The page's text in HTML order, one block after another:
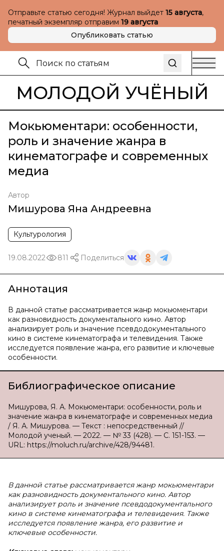
Отправьте статью сегодня! Журнал выйдет 15 августа,
печатный экземпляр отправим 19 августа
Опубликовать статью
МОЛОДОЙ УЧЁНЫЙ
Мокьюментари: особенности,
роль и значение жанра в
кинематографе и современных
медиа
Автор
Мишурова Яна Андреевна
Культурология
19.08.2022 811 Поделиться
Аннотация
В данной статье рассматривается жанр мокьюментари
как разновидность документального кино. Автор
анализирует роль и значение псевдодокументального
кино в системе кинематографа и телевидения. Также
исследуется появление жанра, его развитие и ключевые
особенности.
Библиографическое описание
Мишурова, Я. А. Мокьюментари: особенности, роль и
значение жанра в кинематографе и современных медиа
/ Я. А. Мишурова. — Текст : непосредственный //
Молодой ученый. — 2022. — № 33 (428). — С. 151-153. —
URL: https://moluch.ru/archive/428/94481.
В данной статье рассматривается жанр мокьюментари
как разновидность документального кино. Автор
анализирует роль и значение псевдодокументального
кино в системе кинематографа и телевидения. Также
исследуется появление жанра, его развитие и
ключевые особенности.